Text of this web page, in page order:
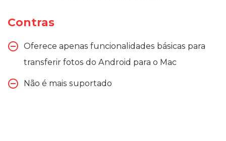
Contras
Oferece apenas funcionalidades básicas para
transferir fotos do Android para o Mac
Não é mais suportado